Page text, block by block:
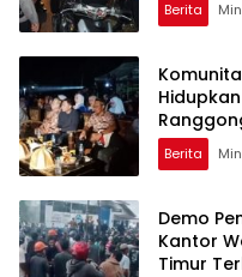
Berita
Apresiasi
Warisan
Berita
Demo
Kantor
Timur